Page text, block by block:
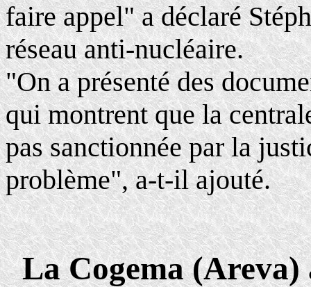
faire appel" a déclaré
réseau anti-nucléaire.
"On a présenté des
qui montrent que la
pas sanctionnée par la
problème", a-t-il ajouté.
La Cogema (Areva)